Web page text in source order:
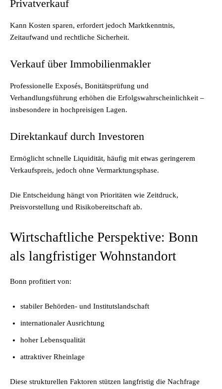
Privatverkauf
Kann Kosten sparen, erfordert jedoch Marktkenntnis,
Zeitaufwand und rechtliche Sicherheit.
Verkauf über Immobilienmakler
Professionelle Exposés, Bonitätsprüfung und
Verhandlungsführung erhöhen die Erfolgswahrscheinlichkeit –
insbesondere in hochpreisigen Lagen.
Direktankauf durch Investoren
Ermöglicht schnelle Liquidität, häufig mit etwas geringerem
Verkaufspreis, jedoch ohne Vermarktungsphase.
Die Entscheidung hängt von Prioritäten wie Zeitdruck,
Preisvorstellung und Risikobereitschaft ab.
Wirtschaftliche Perspektive: Bonn
als langfristiger Wohnstandort
Bonn profitiert von:
stabiler Behörden- und Institutslandschaft
internationaler Ausrichtung
hoher Lebensqualität
attraktiver Rheinlage
Diese strukturellen Faktoren stützen langfristig die Nachfrage